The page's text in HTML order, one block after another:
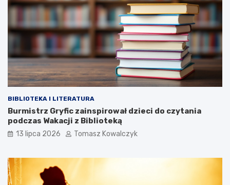
BIBLIOTEKA I LITERATURA
Burmistrz Gryfic zainspirował dzieci do czytania
podczas Wakacji z Biblioteką
13 lipca 2026 Tomasz Kowalczyk